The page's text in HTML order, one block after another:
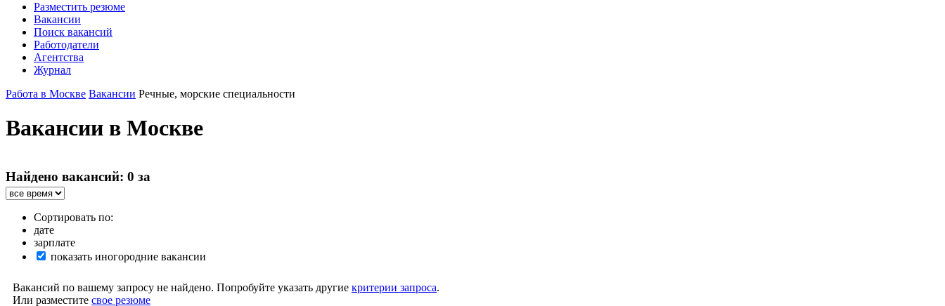
Разместить резюме
Вакансии
Поиск вакансий
Работодатели
Агентства
Журнал
Работа в Москве Вакансии Речные, морские специальности
Вакансии в Москве
Найдено вакансий: 0 за
Сортировать по:
дате
зарплате
показать иногородние вакансии
Вакансий по вашему запросу не найдено. Попробуйте указать другие критерии запроса.
Или разместите свое резюме